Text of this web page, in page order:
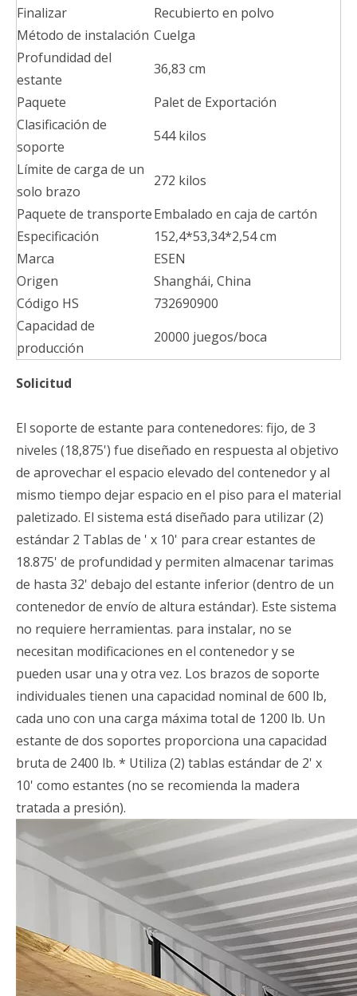
Finalizar
Recubierto en polvo
Método de instalación Cuelga
Profundidad del
estante
36,83 cm
Paquete
Palet de Exportación
Clasificación de
soporte
544 kilos
Límite de carga de un
solo brazo
272 kilos
Paquete de transporteEmbalado en caja de cartón
Especificación
152,4*53,34*2,54 cm
Marca
ESEN
Origen
Shanghái, China
Código HS
732690900
Capacidad de
producción
20000 juegos/boca
Solicitud
El soporte de estante para contenedores: fijo, de 3
niveles (18,875') fue diseñado en respuesta al objetivo
de aprovechar el espacio elevado del contenedor y al
mismo tiempo dejar espacio en el piso para el material
paletizado. El sistema está diseñado para utilizar (2)
estándar 2 Tablas de ' x 10' para crear estantes de
18.875' de profundidad y permiten almacenar tarimas
de hasta 32' debajo del estante inferior (dentro de un
contenedor de envío de altura estándar). Este sistema
no requiere herramientas. para instalar, no se
necesitan modificaciones en el contenedor y se
pueden usar una y otra vez. Los brazos de soporte
individuales tienen una capacidad nominal de 600 lb,
cada uno con una carga máxima total de 1200 lb. Un
estante de dos soportes proporciona una capacidad
bruta de 2400 lb. * Utiliza (2) tablas estándar de 2' x
10' como estantes (no se recomienda la madera
tratada a presión).